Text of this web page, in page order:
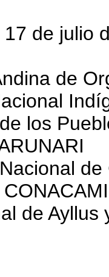
de julio
de
los
de